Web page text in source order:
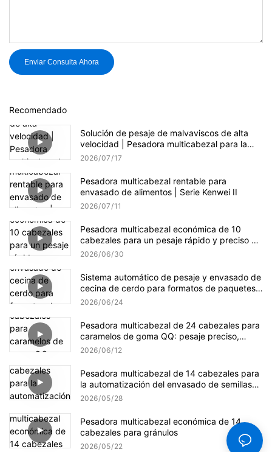
Enviar Consulta Ahora
Recomendado
Solución de pesaje de malvaviscos de alta
velocidad | Pesadora multicabezal para la
producción de dulces
2026 07 17
Pesadora multicabezal rentable para
envasado de alimentos | Serie Kenwei II
2026 07 11
Pesadora multicabezal económica de 10
cabezales para un pesaje rápido y preciso de
gránulos.
2026 06 30
Sistema automático de pesaje y envasado de
cecina de cerdo para formatos de paquetes
pequeños y a granel.
2026 06 24
Pesadora multicabezal de 24 cabezales para
caramelos de goma QQ: pesaje preciso,
suave y eficiente.
2026 06 12
Pesadora multicabezal de 14 cabezales para
la automatización del envasado de semillas
de girasol
2026 05 28
Pesadora multicabezal económica de 14
cabezales para gránulos
2026 05 22